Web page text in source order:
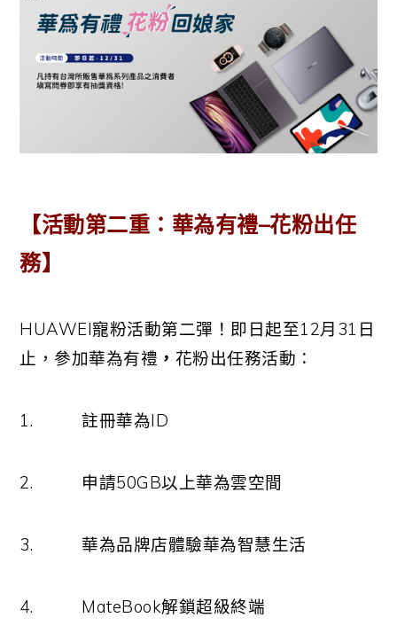
【活動第二重：華為有禮–花粉出任
務】
HUAWEI寵粉活動第二彈！即日起至12月 31 日
止，參加華為有禮 ， 花粉出任務活動：
1.註冊華為ID
2. 申請50GB以上華為雲空間
3. 華為品牌店體驗華為智慧生活
4. MateBook解鎖超級終端